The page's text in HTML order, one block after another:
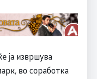
ја извршува
во соработка